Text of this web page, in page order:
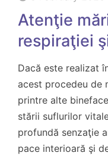
Atenţie
respiraţiei
Dacă este realizat
acest procedeu de
printre alte
stării suflurilor
profundă senzaţie
pace interioară şi